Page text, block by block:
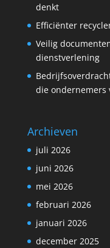
denkt
Efficiënter
Veilig
dienstverlening
die ondernemers
Archieven
juli 2026
juni 2026
mei 2026
februari 2026
januari 2026
december 2025